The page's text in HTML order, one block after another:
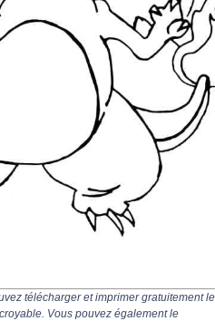
télécharger et imprimer gratuitement le
Vous pouvez également le